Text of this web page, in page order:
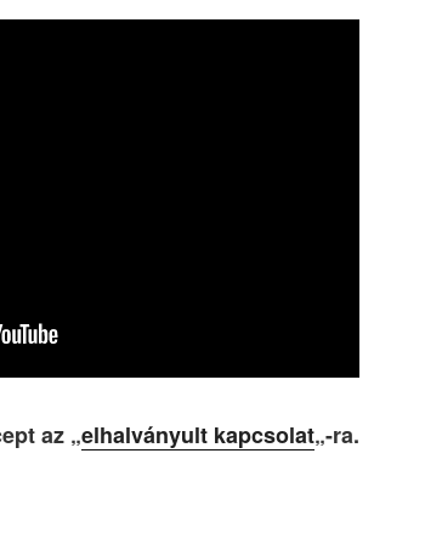
az „elhalványult kapcsolat„-ra.